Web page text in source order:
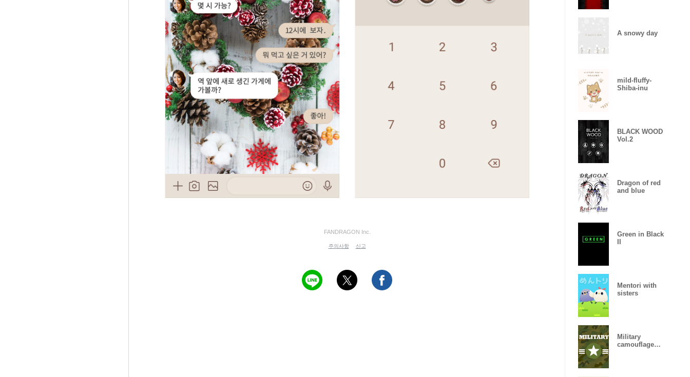
FANDRAGON Inc.
주의사항 신고
A snowy day
mild-fluffy-
Shiba-inu
BLACK WOOD
Vol.2
Dragon of red
and blue
Green in Black
Mentori with
sisters
Military
camouflage